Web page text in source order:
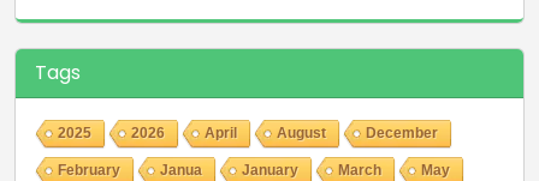
Tags
2025 2026 April August December
February Janua January March May